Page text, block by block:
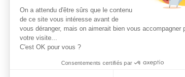
On a attendu d'être sûrs que le contenu
de ce site vous intéresse avant de
vous déranger, mais on aimerait bien vous accompagner
votre visite...
C'est OK pour vous ?
Consentements certifiés par